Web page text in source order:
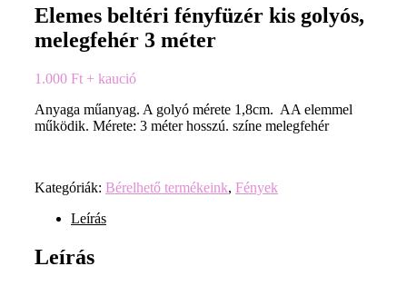
Elemes beltéri fényfüzér kis golyós,
melegfehér 3 méter
1.000 Ft + kaució
Anyaga műanyag. A golyó mérete 1,8cm. AA elemmel
működik. Mérete: 3 méter hosszú. színe melegfehér
Kategóriák: Bérelhető termékeink, Fények
Leírás
Leírás